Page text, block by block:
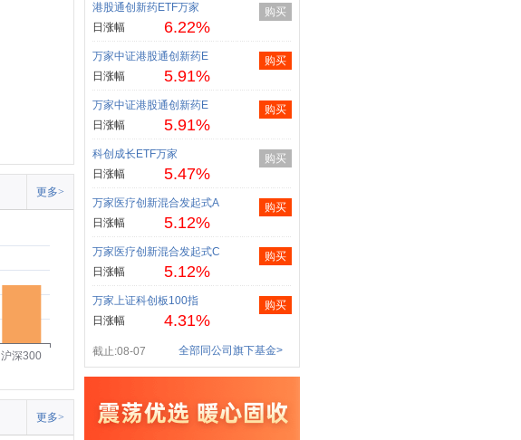
更多>
沪深300
更多>
港股通创新药ETF万家
日涨幅
6.22%
购买
万家中证港股通创新药E
日涨幅
5.91%
购买
万家中证港股通创新药E
日涨幅
5.91%
购买
科创成长ETF万家
日涨幅
5.47%
购买
万家医疗创新混合发起式A
日涨幅
5.12%
购买
万家医疗创新混合发起式C
日涨幅
5.12%
购买
万家上证科创板100指
日涨幅
4.31%
购买
截止:08-07 全部同公司旗下基金>